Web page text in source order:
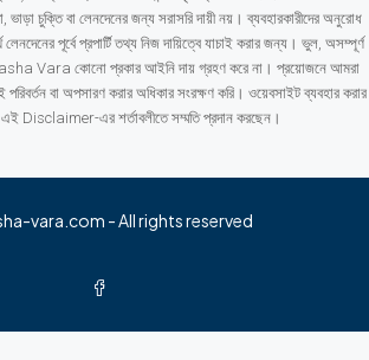
ভাড়া চুক্তি বা লেনদেনের জন্য সরাসরি দায়ী নয়। ব্যবহারকারীদের অনুরোধ
পূর্বে প্রপার্টি তথ্য নিজ দায়িত্বে যাচাই করার জন্য। ভুল, অসম্পূর্ণ
Vara কোনো প্রকার আইনি দায় গ্রহণ করে না। প্রয়োজনে আমরা
পরিবর্তন বা অপসারণ করার অধিকার সংরক্ষণ করি। ওয়েবসাইট ব্যবহার করার
Disclaimer-এর শর্তাবলীতে সম্মতি প্রদান করছেন।
vara.com - All rights reserved